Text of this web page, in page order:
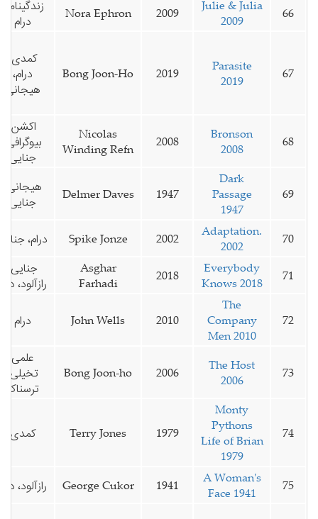
66
Julie & Julia
2009
2009
Nora Ephron
زندگینامه،
درام
67
Parasite
2019
2019
Bong Joon-Ho
کمدی،
درام،
هیجانی
68
Bronson
2008
2008
Nicolas
Winding Refn
اکشن،
بیوگرافی،
جنایی
69
Dark
Passage
1947
1947
Delmer Daves
هیجانی،
جنایی
70
Adaptation.
2002
2002
Spike Jonze درام،
71
Everybody
Knows 2018
2018
Asghar
Farhadi
جنایی،
رازآلود،
72
The
Company
Men 2010
2010
John Wells درام
73
The Host
2006
2006
Bong Joon-ho
علمی
تخیلی،
ترسناک
74
Monty
Pythons
Life of Brian
1979
1979
Terry Jones کمدی
75
A Woman's
Face 1941
1941
George Cukor رازآلود،